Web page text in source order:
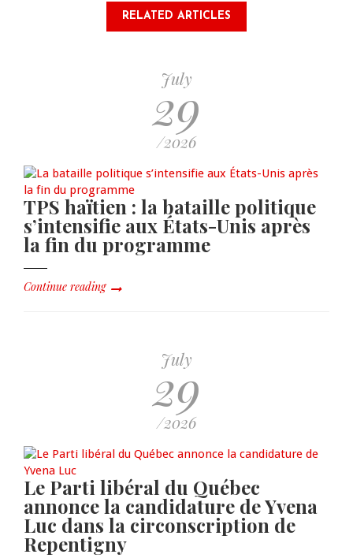
RELATED ARTICLES
July
29
/2026
TPS haïtien : la bataille politique
s’intensifie aux États-Unis après
la fin du programme
Continue reading
July
29
/2026
Le Parti libéral du Québec
annonce la candidature de Yvena
Luc dans la circonscription de
Repentigny